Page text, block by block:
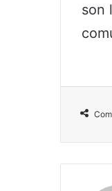
son